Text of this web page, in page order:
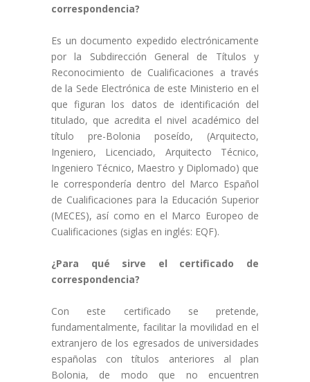
correspondencia?
Es un documento expedido electrónicamente
por la Subdirección General de Títulos y
Reconocimiento de Cualificaciones a través
de la Sede Electrónica de este Ministerio en el
que figuran los datos de identificación del
titulado, que acredita el nivel académico del
título pre-Bolonia poseído, (Arquitecto,
Ingeniero, Licenciado, Arquitecto Técnico,
Ingeniero Técnico, Maestro y Diplomado) que
le correspondería dentro del Marco Español
de Cualificaciones para la Educación Superior
(MECES), así como en el Marco Europeo de
Cualificaciones (siglas en inglés: EQF).
¿Para qué sirve el certificado de
correspondencia?
Con este certificado se pretende,
fundamentalmente, facilitar la movilidad en el
extranjero de los egresados de universidades
españolas con títulos anteriores al plan
Bolonia, de modo que no encuentren